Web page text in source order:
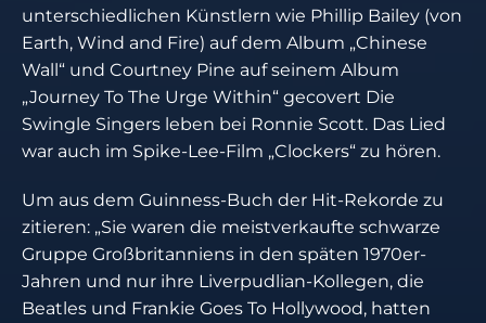
unterschiedlichen Künstlern wie Phillip Bailey (von
Earth, Wind and Fire) auf dem Album „Chinese
Wall“ und Courtney Pine auf seinem Album
„Journey To The Urge Within“ gecovert Die
Swingle Singers leben bei Ronnie Scott. Das Lied
war auch im Spike-Lee-Film „Clockers“ zu hören.
Um aus dem Guinness-Buch der Hit-Rekorde zu
zitieren: „Sie waren die meistverkaufte schwarze
Gruppe Großbritanniens in den späten 1970er-
Jahren und nur ihre Liverpudlian-Kollegen, die
Beatles und Frankie Goes To Hollywood, hatten